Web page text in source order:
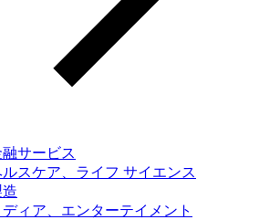
サービス
ルスケア、ライフ サイエンス
ディア、エンターテイメント